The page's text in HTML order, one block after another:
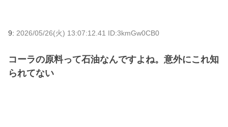
9: 2026/05/26(火) 13:07:12.41 ID:3kmGw0CB0
コーラの原料って石油なんですよね。意外にこれ知
られてない